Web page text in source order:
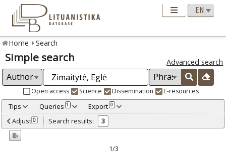
Home Search
Simple search Advanced search
Open access Science Dissemination E-resources
Tips Queries 1 Export 0
Adjusted by criteria 0
Year
Adjust 0 Search results: 3
1/3